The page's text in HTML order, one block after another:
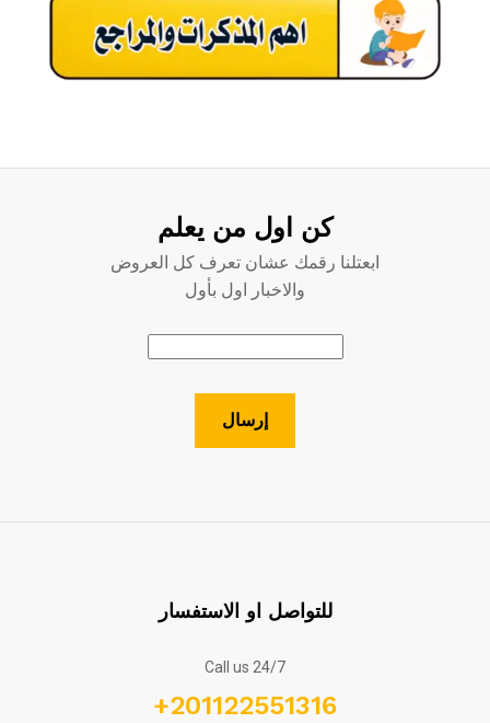
كن اول من يعلم
ابعتلنا رقمك عشان تعرف كل العروض
والاخبار اول بأول
للتواصل او الاستفسار
Call us 24/7
+201122551316